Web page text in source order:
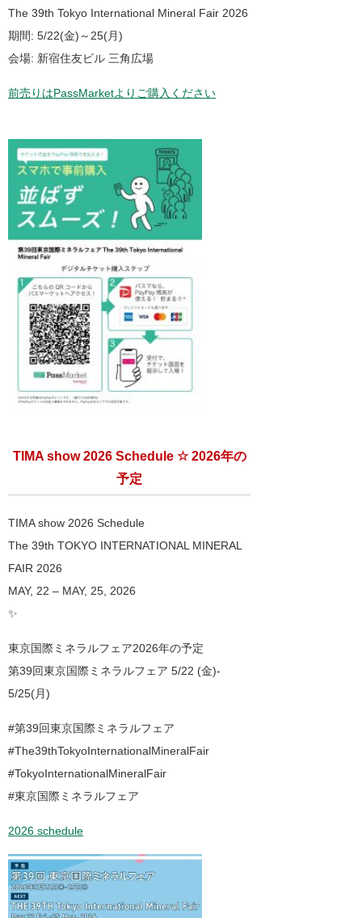
The 39th Tokyo International Mineral Fair 2026
期間: 5/22(金)～25(月)
会場: 新宿住友ビル 三角広場
前売りはPassMarketよりご購入ください
TIMA show 2026 Schedule ☆ 2026年の
予定
TIMA show 2026 Schedule
The 39th TOKYO INTERNATIONAL MINERAL
FAIR 2026
MAY, 22 – MAY, 25, 2026
✨
東京国際ミネラルフェア2026年の予定
第39回東京国際ミネラルフェア 5/22 (金)-
5/25(月)
#第39回東京国際ミネラルフェア
#The39thTokyoInternationalMineralFair
#TokyoInternationalMineralFair
#東京国際ミネラルフェア
2026 schedule